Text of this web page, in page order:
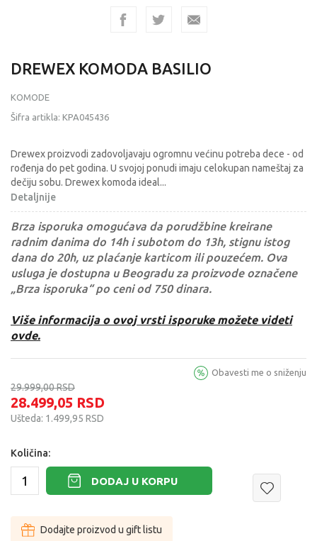
DREWEX KOMODA BASILIO
KOMODE
Šifra artikla: KPA045436
Drewex proizvodi zadovoljavaju ogromnu većinu potreba dece - od
rođenja do pet godina. U svojoj ponudi imaju celokupan nameštaj za
dečiju sobu. Drewex komoda ideal...
Detaljnije
Brza isporuka omogućava da porudžbine kreirane
radnim danima do 14h i subotom do 13h, stignu istog
dana do 20h, uz plaćanje karticom ili pouzećem. Ova
usluga je dostupna u Beogradu za proizvode označene
„Brza isporuka“ po ceni od 750 dinara.
Više informacija o ovoj vrsti isporuke možete videti
ovde.
29.999,00RSD
28.499,05 RSD
Ušteda: 1.499,95 RSD
Obavesti me o sniženju
Količina:
DODAJ U KORPU
Dodajte proizvod u gift listu